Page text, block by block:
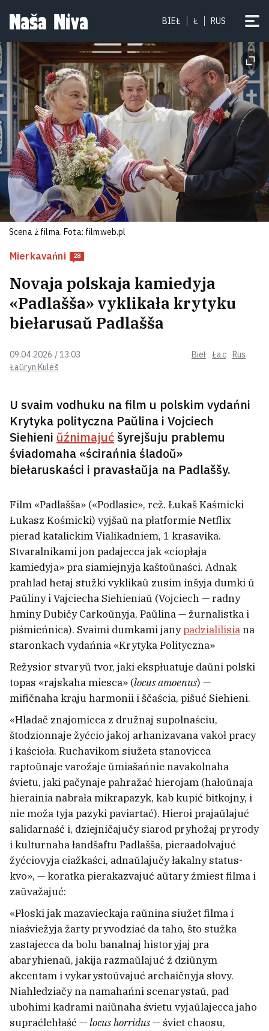
BIEŁ Ł RUS
Mierkavańni 28
Łaŭryn Kuleš
09.04.2026 / 13:03 Bieł Łac Rus
Novaja polskaja kamiedyja
«Padlašša» vyklikała krytyku
biełarusaŭ Padlašša
U svaim vodhuku na film u polskim vydańni
Krytyka polityczna Paŭlina i Vojciech
Siehieni ŭźnimajuć šyrejšuju prablemu
śviadomaha «ścirańnia śladoŭ»
biełaruskaści i pravasłaŭja na Padlaššy.
Scena ź filma. Fota: filmweb.pl
Film «Padlašša» («Podlasie», rež. Łukaš Kaśmicki
Łukasz Kośmicki) vyjšaŭ na płatformie Netflix
pierad katalickim Vialikadniem, 1 krasavika.
Stvaralnikami jon padajecca jak «ciopłaja
kamiedyja» pra siamiejnyja kaštoŭnaści. Adnak
prahlad hetaj stužki vyklikaŭ zusim inšyja dumki ŭ
Paŭliny i Vajciecha Siehieniaŭ (Vojciech — radny
hminy Dubičy Carkoŭnyja, Paŭlina — žurnalistka i
piśmieńnica). Svaimi dumkami janypadzialilisiana
staronkach vydańnia «Krytyka Polityczna»
Režysior stvaryŭ tvor, jaki ekspłuatuje daŭni polski
topas «rajskaha miesca» (locus amoenus) —
mifičnaha kraju harmonii i ščaścia, pišuć Siehieni.
«Hladač znajomicca z družnaj supolnaściu,
štodzionnaje žyćcio jakoj arhanizavana vakoł pracy
i kaścioła. Ruchavikom siužeta stanovicca
raptoŭnaje varožaje ŭmiašańnie navakolnaha
śvietu, jaki pačynaje pahražać hierojam (hałoŭnaja
hierainia nabrała mikrapazyk, kab kupić bitkojny, i
nie moža tyja pazyki paviartać). Hieroi prajaŭlajuć
salidarnaść i, dziejničajučy siarod pryhožaj pryrody
i kulturnaha łandšaftu Padlašša, pieraadolvajuć
žyćciovyja ciažkaści, adnaŭlajučy łakalny status-
kvo», — koratka pierakazvajuć aŭtary źmiest filma i
zaŭvažajuć:
«Płoski jak mazavieckaja raŭnina siužet filma i
niaśviežyja žarty pryvodziać da taho, što stužka
zastajecca da bolu banalnaj historyjaj pra
abaryhienaŭ, jakija razmaŭlajuć ź dziŭnym
akcentam i vykarystoŭvajuć archaičnyja słovy.
Niahledziačy na namahańni scenarystaŭ, pad
ubohimi kadrami naiŭnaha śvietu vyjaŭlajecca jaho
supraćlehłaść —locus horridus— śviet chaosu,
Palaki ŭsio čaściej nie prapuskajuć
da siabie biełarusaŭ na
aŭtamabilach. Voś u čym prablema
6
Čamu mužčyn pryciahvajuć
žanočyja azadki? Navukoŭcy i heta
Infancina vybačyŭsia za pamyłku,
Stała viadoma, što za hienierała
chavali ŭ Maskvie
1
Byłoj ambasadarcy Ukrainy ŭ ZŠA
Volzie Stefanišynaj vystavili
abvinavačańnie ŭ karupcyi
Siostry Hruździevy ciapier važać
pad 100 kiłahramaŭ kožnaja
29
Ludzi praciahvajuć znachodzić ličynak i
nasiakomych u šakaładkach
5